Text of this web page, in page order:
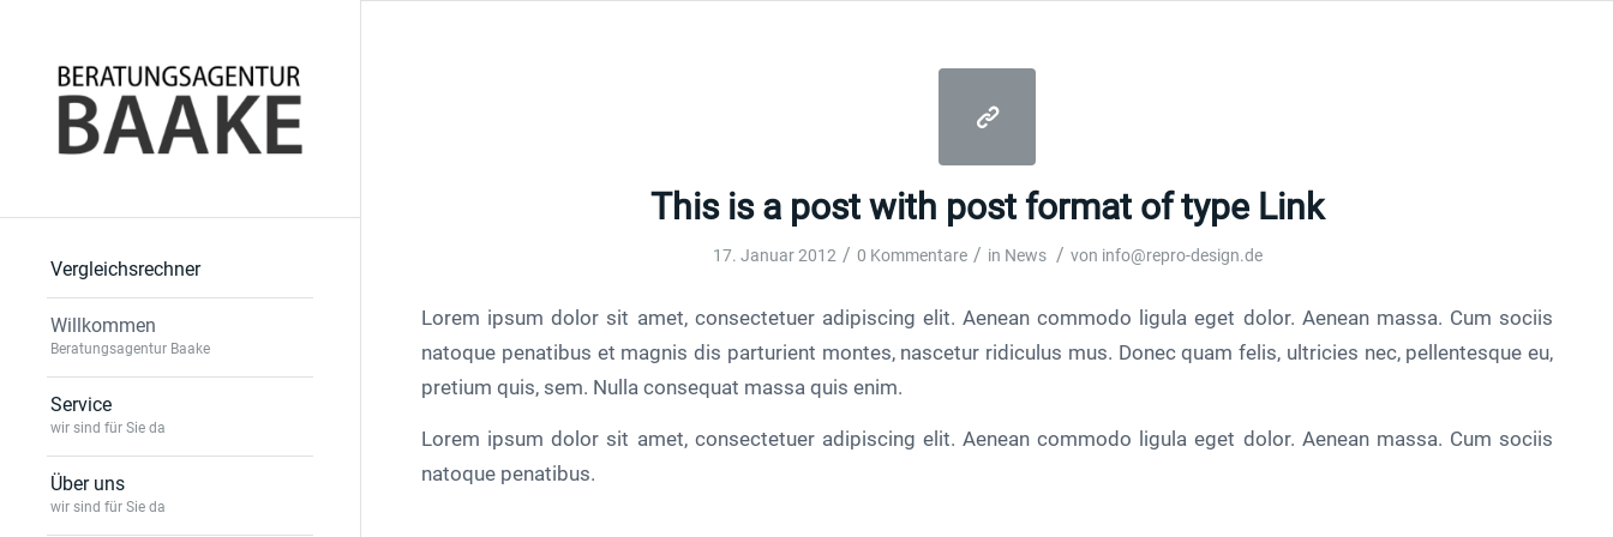
Vergleichsrechner
Willkommen
Beratungsagentur Baake
Service
wir sind für Sie da
Über uns
wir sind für Sie da
This is a post with post format of type Link
17. Januar 2012 / 0 Kommentare / in News / von info@repro-design.de
Lorem ipsum dolor sit amet, consectetuer adipiscing elit. Aenean commodo ligula eget dolor. Aenean massa. Cum sociis
natoque penatibus et magnis dis parturient montes, nascetur ridiculus mus. Donec quam felis, ultricies nec, pellentesque eu,
pretium quis, sem. Nulla consequat massa quis enim.
Lorem ipsum dolor sit amet, consectetuer adipiscing elit. Aenean commodo ligula eget dolor. Aenean massa. Cum sociis
natoque penatibus.